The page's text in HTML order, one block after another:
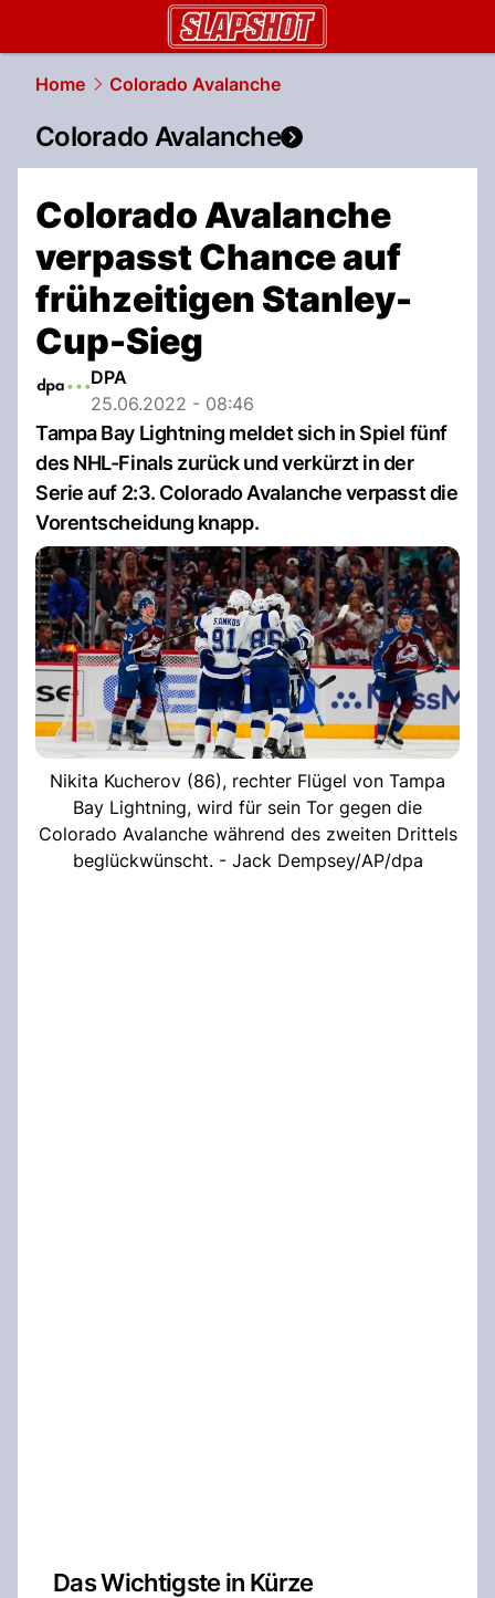
Home Colorado Avalanche
Colorado Avalanche
Colorado Avalanche
verpasst Chance auf
frühzeitigen Stanley-
Cup-Sieg
DPA
25.06.2022 - 08:46
Tampa Bay Lightning meldet sich in Spiel fünf
des NHL-Finals zurück und verkürzt in der
Serie auf 2:3. Colorado Avalanche verpasst die
Vorentscheidung knapp.
Nikita Kucherov (86), rechter Flügel von Tampa
Bay Lightning, wird für sein Tor gegen die
Colorado Avalanche während des zweiten Drittels
beglückwünscht. - Jack Dempsey/AP/dpa
Das Wichtigste in Kürze